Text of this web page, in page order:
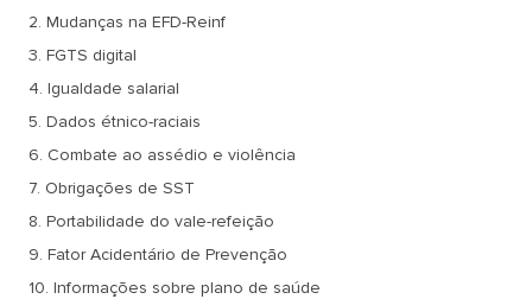
2. Mudanças na EFD-Reinf
3. FGTS digital
4. Igualdade salarial
5. Dados étnico-raciais
6. Combate ao assédio e violência
7. Obrigações de SST
8. Portabilidade do vale-refeição
9. Fator Acidentário de Prevenção
10. Informações sobre plano de saúde